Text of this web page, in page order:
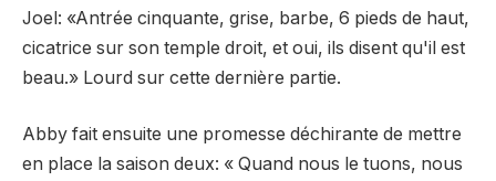
Joel: «Antrée cinquante, grise, barbe, 6 pieds de haut,
cicatrice sur son temple droit, et oui, ils disent qu'il est
beau.» Lourd sur cette dernière partie.
Abby fait ensuite une promesse déchirante de mettre
en place la saison deux: « Quand nous le tuons, nous